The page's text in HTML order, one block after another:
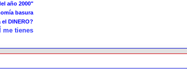
año 2000"
basura
DINERO?
me tienes